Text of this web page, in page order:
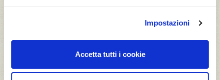
Impostazioni
Accetta tutti i cookie
Il Frutteto HDI Assicurazioni
0,070
t CO2* 0,070
t CO2*